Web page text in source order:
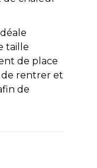
taille
de place
rentrer et
de